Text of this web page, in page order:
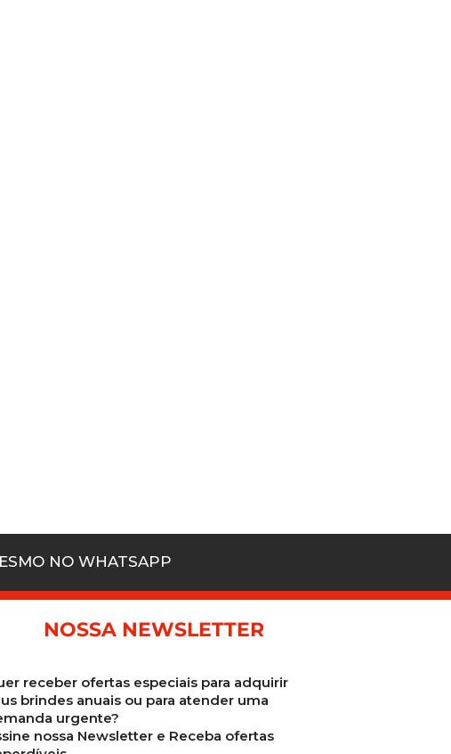
NO WHATSAPP
NOSSA NEWSLETTER
receber ofertas especiais para adquirir
brindes anuais ou para atender uma
urgente?
nossa Newsletter e Receba ofertas